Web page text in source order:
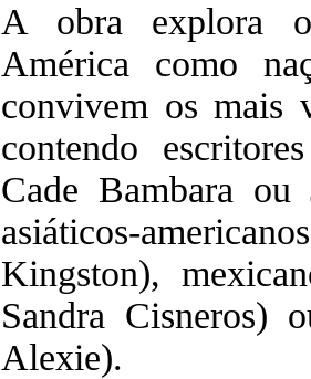
A obra explora
América como
convivem os mais
contendo
Cade Bambara ou
asiáticos-
Kingston),
Sandra Cisneros)
Alexie).